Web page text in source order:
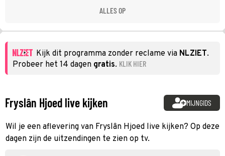
ALLES OP
Kijk dit programma zonder reclame via NLZIET.
Probeer het 14 dagen gratis. KLIK HIER
Fryslân Hjoed live kijken MIJNGIDS
Wil je een aflevering van Fryslân Hjoed live kijken? Op deze
dagen zijn de uitzendingen te zien op tv.